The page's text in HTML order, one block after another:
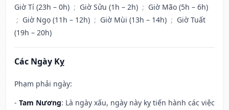
Giờ Tí (23h – 0h) ; Giờ Sửu (1h – 2h) ; Giờ Mão (5h – 6h)
; Giờ Ngọ (11h – 12h) ; Giờ Mùi (13h – 14h) ; Giờ Tuất
(19h – 20h)
Các Ngày Kỵ
Phạm phải ngày:
- Tam Nương: Là ngày xấu, ngày này kỵ tiến hành các việc